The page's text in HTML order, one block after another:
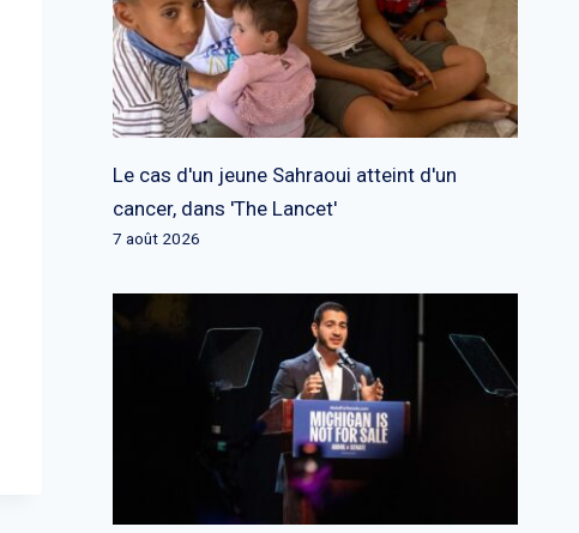
Le cas d'un jeune Sahraoui atteint d'un
cancer, dans 'The Lancet'
7 août 2026